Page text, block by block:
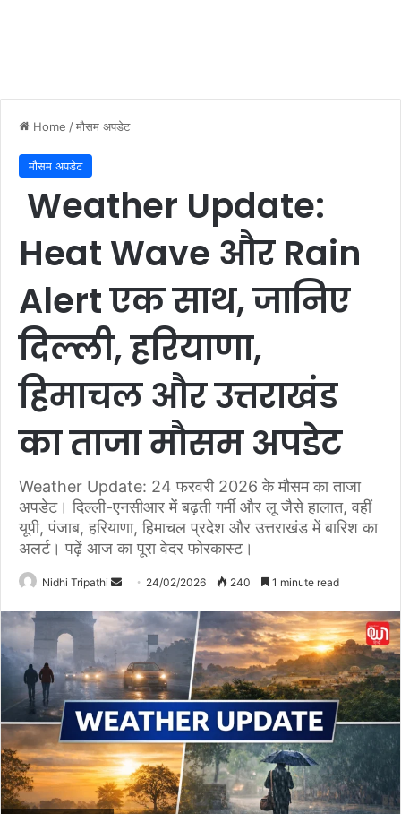
Home /मौसम अपडेट
मौसम अपडेट
Weather Update:
Heat Wave और Rain
Alert एक साथ, जानिए
दिल्ली, हरियाणा,
हिमाचल और उत्तराखंड
का ताजा मौसम अपडेट
Weather Update: 24 फरवरी 2026 के मौसम का ताजा
अपडेट। दिल्ली-एनसीआर में बढ़ती गर्मी और लू जैसे हालात, वहीं
यूपी, पंजाब, हरियाणा, हिमाचल प्रदेश और उत्तराखंड में बारिश का
अलर्ट। पढ़ें आज का पूरा वेदर फोरकास्ट।
Nidhi Tripathi
n
a
n
e
m
a
i
l
24/02/2026 240 1 minute read